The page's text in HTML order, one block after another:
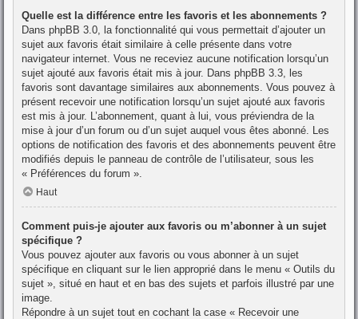
Quelle est la différence entre les favoris et les abonnements ?
Dans phpBB 3.0, la fonctionnalité qui vous permettait d’ajouter un
sujet aux favoris était similaire à celle présente dans votre
navigateur internet. Vous ne receviez aucune notification lorsqu’un
sujet ajouté aux favoris était mis à jour. Dans phpBB 3.3, les
favoris sont davantage similaires aux abonnements. Vous pouvez à
présent recevoir une notification lorsqu’un sujet ajouté aux favoris
est mis à jour. L’abonnement, quant à lui, vous préviendra de la
mise à jour d’un forum ou d’un sujet auquel vous êtes abonné. Les
options de notification des favoris et des abonnements peuvent être
modifiés depuis le panneau de contrôle de l’utilisateur, sous les
« Préférences du forum ».
Haut
Comment puis-je ajouter aux favoris ou m’abonner à un sujet
spécifique ?
Vous pouvez ajouter aux favoris ou vous abonner à un sujet
spécifique en cliquant sur le lien approprié dans le menu « Outils du
sujet », situé en haut et en bas des sujets et parfois illustré par une
image.
Répondre à un sujet tout en cochant la case « Recevoir une